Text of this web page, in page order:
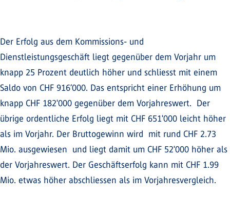
Der Erfolg aus dem Kommissions- und
Dienstleistungsgeschäft liegt gegenüber dem Vorjahr um
knapp 25 Prozent deutlich höher und schliesst mit einem
Saldo von CHF 916‘000. Das entspricht einer Erhöhung um
knapp CHF 182'000 gegenüber dem Vorjahreswert. Der
übrige ordentliche Erfolg liegt mit CHF 651'000 leicht höher
als im Vorjahr. Der Bruttogewinn wird mit rund CHF 2.73
Mio. ausgewiesen und liegt damit um CHF 52'000 höher als
der Vorjahreswert. Der Geschäftserfolg kann mit CHF 1.99
Mio. etwas höher abschliessen als im Vorjahresvergleich.